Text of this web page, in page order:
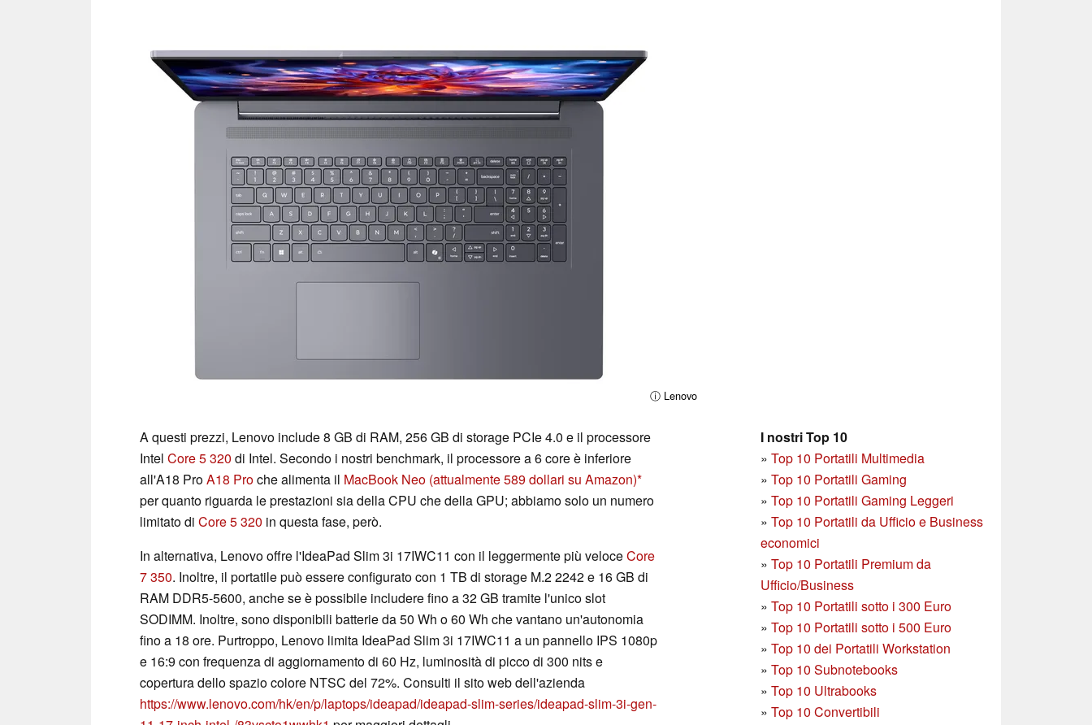
ⓘ Lenovo
I nostri Top 10
» Top 10 Portatili Multimedia
» Top 10 Portatili Gaming
» Top 10 Portatili Gaming Leggeri
» Top 10 Portatili da Ufficio e Business
economici
» Top 10 Portatili Premium da
Ufficio/Business
» Top 10 Portatili sotto i 300 Euro
» Top 10 Portatili sotto i 500 Euro
» Top 10 dei Portatili Workstation
» Top 10 Subnotebooks
» Top 10 Ultrabooks
» Top 10 Convertibili
A questi prezzi, Lenovo include 8 GB di RAM, 256 GB di storage PCIe 4.0 e il processore
Intel Core 5 320 di Intel. Secondo i nostri benchmark, il processore a 6 core è inferiore
all'A18 ProA18 Proche alimenta il MacBook Neo (attualmente 589 dollari su Amazon)
per quanto riguarda le prestazioni sia della CPU che della GPU; abbiamo solo un numero
limitato di Core 5 320 in questa fase, però.
In alternativa, Lenovo offre l'IdeaPad Slim 3i 17IWC11 con il leggermente più veloceCore
7 350. Inoltre, il portatile può essere configurato con 1 TB di storage M.2 2242 e 16 GB di
RAM DDR5-5600, anche se è possibile includere fino a 32 GB tramite l'unico slot
SODIMM. Inoltre, sono disponibili batterie da 50 Wh o 60 Wh che vantano un'autonomia
fino a 18 ore. Purtroppo, Lenovo limita IdeaPad Slim 3i 17IWC11 a un pannello IPS 1080p
e 16:9 con frequenza di aggiornamento di 60 Hz, luminosità di picco di 300 nits e
copertura dello spazio colore NTSC del 72%. Consulti il sito web dell'azienda
https://www.lenovo.com/hk/en/p/laptops/ideapad/ideapad-slim-series/ideapad-slim-3i-gen-